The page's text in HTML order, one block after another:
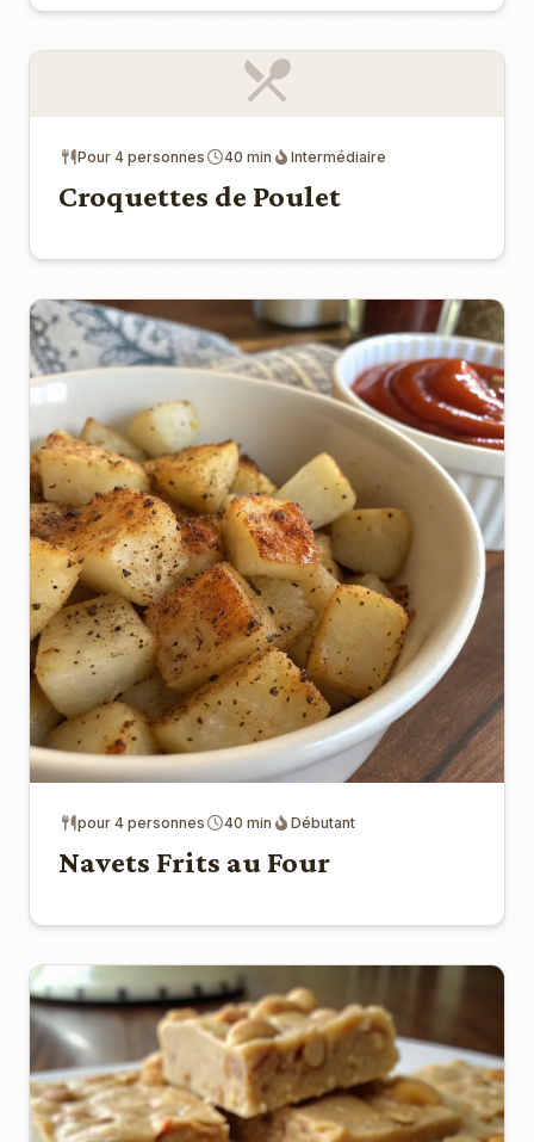
Pour 4 personnes 40 min Intermédiaire
Croquettes de Poulet
pour 4 personnes 40 min Débutant
Navets Frits au Four